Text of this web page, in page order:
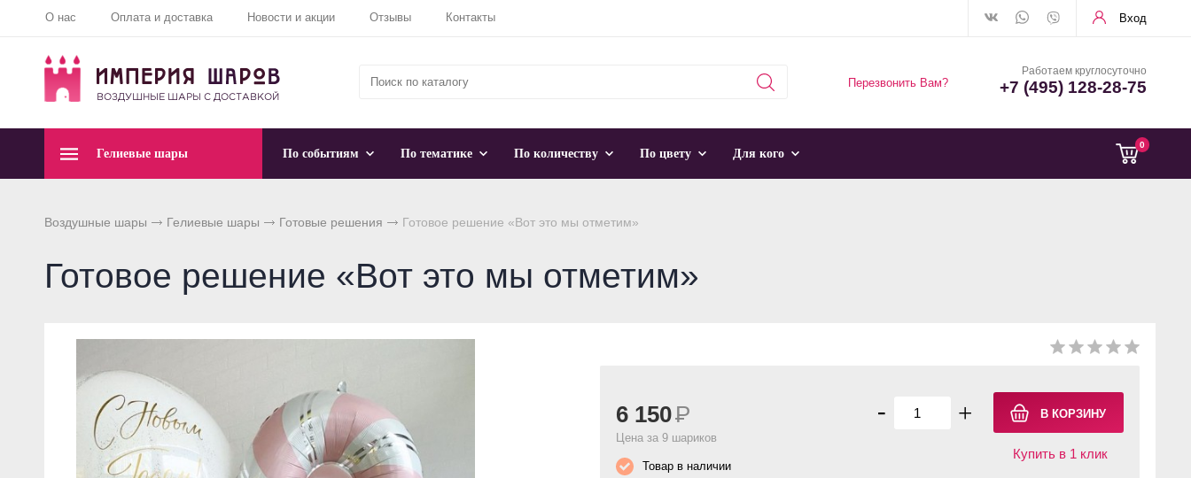
О нас Оплата и доставка Новости и акции Отзывы Контакты Вход
Перезвонить Вам?
Работаем круглосуточно
+7 (495) 128-28-75
0
Гелиевые шары По событиям По тематике По количеству По цвету Для кого
Воздушные шары Гелиевые шары Готовые решения Готовое решение «Вот это мы отметим»
Готовое решение «Вот это мы отметим»
- +
Купить в 1 клик
6 150Р
Цена за 9 шариков
Товар в наличии